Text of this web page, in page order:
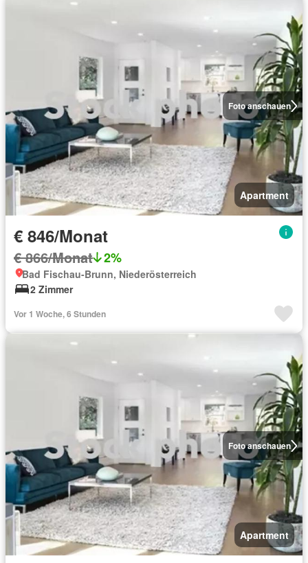
Foto anschauen
Apartment
€ 846/Monat
€ 866/Monat 2%
Bad Fischau-Brunn, Niederösterreich
2 Zimmer
Vor 1 Woche, 6 Stunden
Foto anschauen
Apartment